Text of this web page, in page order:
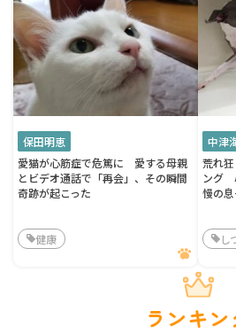
保田明恵
愛猫が心筋症で危篤に 愛する母親
とビデオ通話で「再会」、その瞬間
奇跡が起こった
健康
中津
荒れ
ング
慢の
し
ランキ